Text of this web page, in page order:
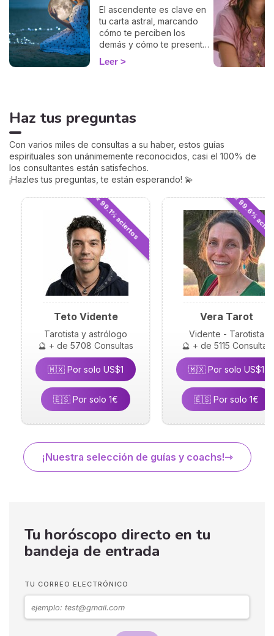
El ascendente es clave en
tu carta astral, marcando
cómo te perciben los
demás y cómo te presentas
al mundo. Con nuestro
cálculo gratuito y preciso,
zodiacal y en cómo te
relacionas con los demás.
fascinante aspecto de la
astrología y empieza a ver
tu horóscopo desde una
perspectiva renovada.
Leer
Haz tus preguntas
Con varios miles de consultas a su haber, estos guías
espirituales son unánimemente reconocidos, casi el 100% de
los consultantes están satisfechos.
¡Hazles tus preguntas, te están esperando! 💫
⭐ 99.1% aciertos
Teto Vidente
Tarotista y astrólogo
🔮 + de 5708 Consultas
🇲🇽 Por solo US$1
🇪🇸 Por solo 1€
⭐ 99.6%
Vera Tarot
Vidente - Tarotista
🔮 + de 5115 Consultas
🇲🇽 Por solo US$1
🇪🇸 Por solo 1€
¡Nuestra selección de guías y coachs!
Tu horóscopo directo en tu
bandeja de entrada
TU CORREO ELECTRÓNICO